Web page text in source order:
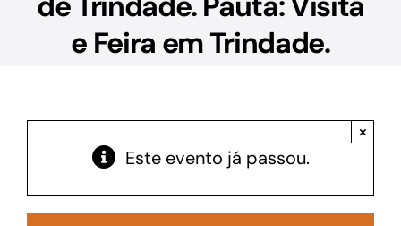
e Feira em Trindade.
Este evento já passou.
×